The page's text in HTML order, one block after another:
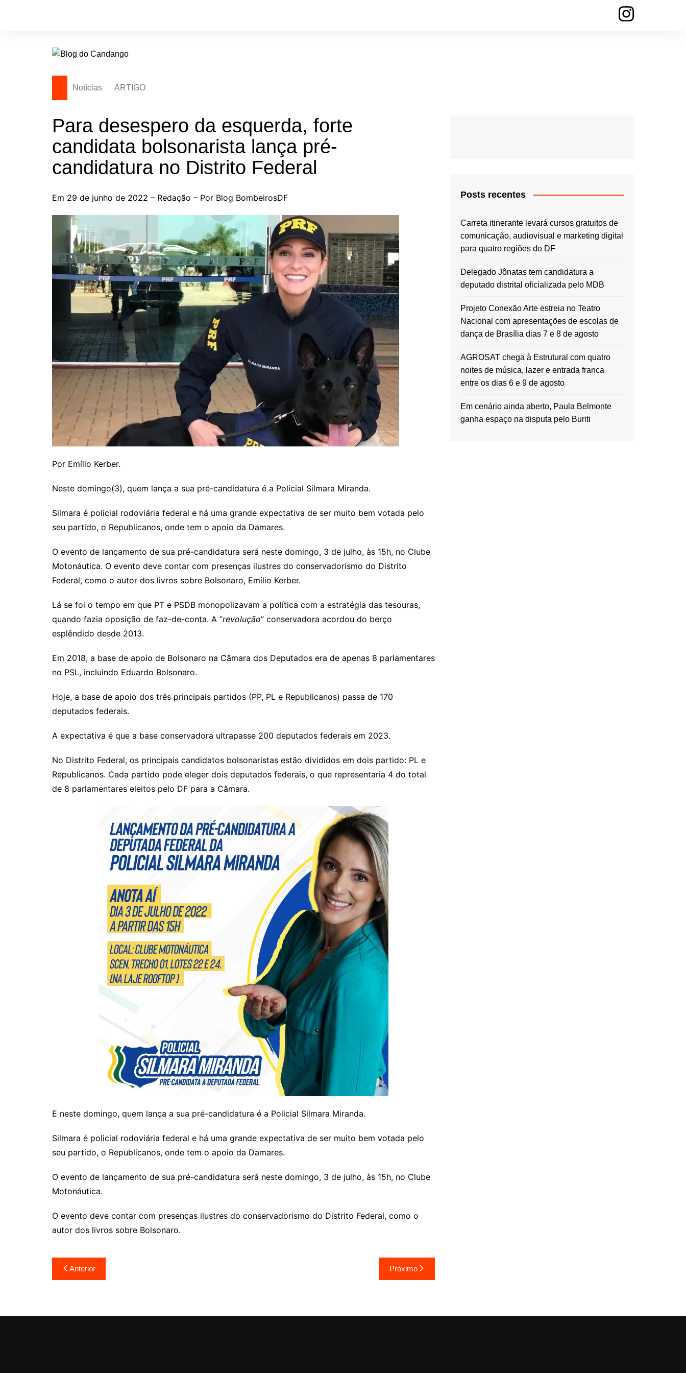
Notícias ARTIGO
Para desespero da esquerda, forte
candidata bolsonarista lança pré-
candidatura no Distrito Federal
Em 29 de junho de 2022 – Redação – Por Blog BombeirosDF
Por Emílio Kerber.
Neste domingo(3), quem lança a sua pré-candidatura é a Policial Silmara Miranda.
Silmara é policial rodoviária federal e há uma grande expectativa de ser muito bem votada pelo
seu partido, o Republicanos, onde tem o apoio da Damares.
O evento de lançamento de sua pré-candidatura será neste domingo, 3 de julho, às 15h, no Clube
Motonáutica. O evento deve contar com presenças ilustres do conservadorismo do Distrito
Federal, como o autor dos livros sobre Bolsonaro, Emílio Kerber.
Lá se foi o tempo em que PT e PSDB monopolizavam a política com a estratégia das tesouras,
quando fazia oposição de faz-de-conta. A “revolução” conservadora acordou do berço
esplêndido desde 2013.
Em 2018, a base de apoio de Bolsonaro na Câmara dos Deputados era de apenas 8 parlamentares
no PSL, incluindo Eduardo Bolsonaro.
Hoje, a base de apoio dos três principais partidos (PP, PL e Republicanos) passa de 170
deputados federais.
A expectativa é que a base conservadora ultrapasse 200 deputados federais em 2023.
No Distrito Federal, os principais candidatos bolsonaristas estão divididos em dois partido: PL e
Republicanos. Cada partido pode eleger dois deputados federais, o que representaria 4 do total
de 8 parlamentares eleitos pelo DF para a Câmara.
E neste domingo, quem lança a sua pré-candidatura é a Policial Silmara Miranda.
Silmara é policial rodoviária federal e há uma grande expectativa de ser muito bem votada pelo
seu partido, o Republicanos, onde tem o apoio da Damares.
O evento de lançamento de sua pré-candidatura será neste domingo, 3 de julho, às 15h, no Clube
Motonáutica.
O evento deve contar com presenças ilustres do conservadorismo do Distrito Federal, como o
autor dos livros sobre Bolsonaro.
Navegação
de
Anterior Próximo
Posts recentes
Carreta itinerante levará cursos gratuitos de
comunicação, audiovisual e marketing digital
para quatro regiões do DF
Delegado Jônatas tem candidatura a
deputado distrital oficializada pelo MDB
Projeto Conexão Arte estreia no Teatro
Nacional com apresentações de escolas de
dança de Brasília dias 7 e 8 de agosto
AGROSAT chega à Estrutural com quatro
noites de música, lazer e entrada franca
entre os dias 6 e 9 de agosto
Em cenário ainda aberto, Paula Belmonte
ganha espaço na disputa pelo Buriti